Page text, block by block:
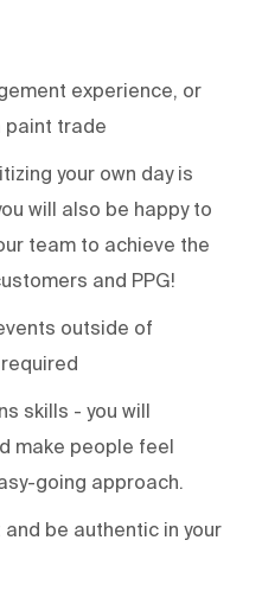
experience, or
paint trade
your own day is
will also be happy to
team to achieve the
and PPG!
outside of
required
skills - you will
make people feel
going approach.
be authentic in your